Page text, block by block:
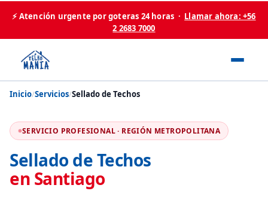
⚡ Atención urgente por goteras 24 horas · Llamar ahora: +56
2 2683 7000
Inicio/Servicios/Sellado de Techos
SERVICIO PROFESIONAL · REGIÓN METROPOLITANA
Sellado de Techos
en Santiago